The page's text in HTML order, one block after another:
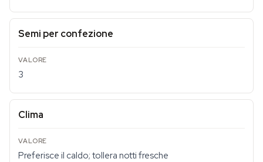
Semi per confezione
3
Clima
Preferisce il caldo; tollera notti fresche